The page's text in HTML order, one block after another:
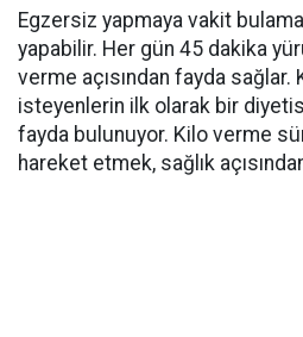
Egzersiz yapmaya vakit
yapabilir. Her gün 45 dakika
verme açısından fayda sağlar.
isteyenlerin ilk olarak bir
fayda bulunuyor. Kilo verme
hareket etmek, sağlık